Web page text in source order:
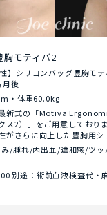
胸モティバ2
性】シリコンバッグ豊胸モ
月後
・体重60.0kg
新式の「Motiva
ス2）」をご用意しており
がさらに向上した豊胸用シ
/腫れ/内出血/違和感/ツッ
別途：術前血液検査代・